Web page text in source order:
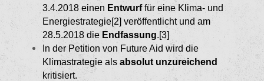
3.4.2018 einen Entwurffür eine Klima- und
Ener­giestrategie[2] veröffentlicht und am
28.5.2018 die Endfassung.[3]
In der Petition von Future Aid wird die
Klimastrate­gie als absolut unzureichend
kritisiert.